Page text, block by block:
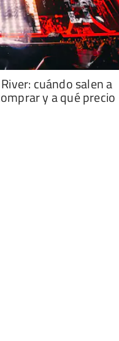
cuándo salen a
y a qué precio